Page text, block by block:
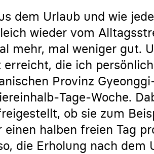
dem Urlaub und wie
wieder vom
mehr, mal weniger gut.
die ich
Provinz
Tage-Woche.
ob sie zum
halben freien Tag
die Erholung nach dem